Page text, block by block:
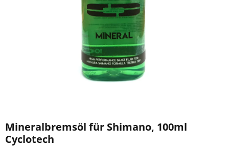
Mineralbremsöl für Shimano, 100ml
Cyclotech